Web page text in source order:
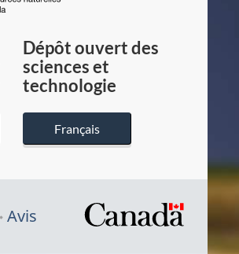
du
Canada
Dépôt ouvert des
sciences et
technologie
Français
Avis
/
Symbole